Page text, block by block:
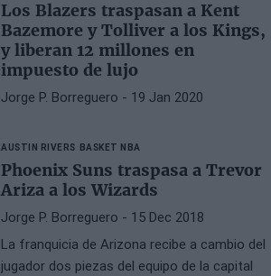
Los Blazers traspasan a Kent
Bazemore y Tolliver a los Kings,
y liberan 12 millones en
impuesto de lujo
Jorge P. Borreguero - 19 Jan 2020
AUSTIN RIVERS BASKET NBA
Phoenix Suns traspasa a Trevor
Ariza a los Wizards
Jorge P. Borreguero - 15 Dec 2018
La franquicia de Arizona recibe a cambio del
jugador dos piezas del equipo de la capital